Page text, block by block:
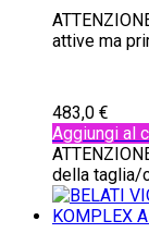
attive ma
483,0 €
Aggiungi al
della taglia/